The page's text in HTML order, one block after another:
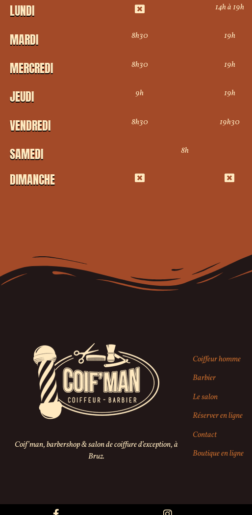
LUNDI
14h à 19h
MARDI 8h30 19h
MERCREDI 8h30 19h
JEUDI 9h 19h
VENDREDI 8h30 19h30
SAMEDI 8h
DIMANCHE
Coif’man, barbershop & salon de coiffure d’exception, à
Bruz.
Coiffeur homme
Barbier
Le salon
Réserver en ligne
Contact
Boutique en ligne